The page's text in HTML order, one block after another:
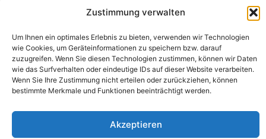
Zustimmung verwalten
Um Ihnen ein optimales Erlebnis zu bieten, verwenden wir Technologien
wie Cookies, um Geräteinformationen zu speichern bzw. darauf
zuzugreifen. Wenn Sie diesen Technologien zustimmen, können wir Daten
wie das Surfverhalten oder eindeutige IDs auf dieser Website verarbeiten.
Wenn Sie Ihre Zustimmung nicht erteilen oder zurückziehen, können
bestimmte Merkmale und Funktionen beeinträchtigt werden.
Akzeptieren
Camping Bergler GmbH
Peter-Leardi-Weg 4, 8054 Graz
Steiermark / Österreich​
+43 316 225711 ​ •info@campingbergler.at​
Impressum
AGB
Datenschutzerklärung